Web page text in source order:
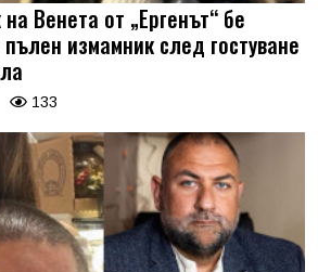
Венета от „Ергенът“ бе
измамник след гостуване
133